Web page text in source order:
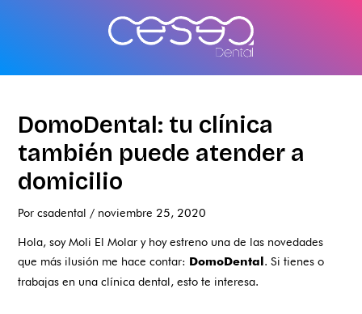
DomoDental: tu clínica
también puede atender a
domicilio
Porcsadental / noviembre 25, 2020
Hola, soy Moli El Molar y hoy estreno una de las novedades
que más ilusión me hace contar:
DomoDental . Si tienes o
trabajas en una clínica dental, esto te interesa.